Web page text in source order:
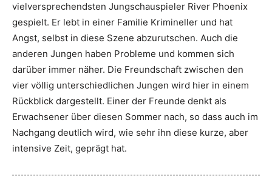
vielversprechendsten Jungschauspieler River Phoenix
gespielt. Er lebt in einer Familie Krimineller und hat
Angst, selbst in diese Szene abzurutschen. Auch die
anderen Jungen haben Probleme und kommen sich
darüber immer näher. Die Freundschaft zwischen den
vier völlig unterschiedlichen Jungen wird hier in einem
Rückblick dargestellt. Einer der Freunde denkt als
Erwachsener über diesen Sommer nach, so dass auch im
Nachgang deutlich wird, wie sehr ihn diese kurze, aber
intensive Zeit, geprägt hat.